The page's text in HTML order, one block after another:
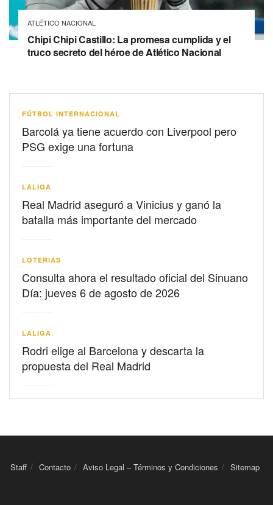
ATLÉTICO NACIONAL
Chipi Chipi Castillo: La promesa cumplida y el
truco secreto del héroe de Atlético Nacional
FÚTBOL INTERNACIONAL
Barcolá ya tiene acuerdo con Liverpool pero
PSG exige una fortuna
LALIGA
Real Madrid aseguró a Vinicius y ganó la
batalla más importante del mercado
LOTERIAS
Consulta ahora el resultado oficial del Sinuano
Día: jueves 6 de agosto de 2026
LALIGA
Rodri elige al Barcelona y descarta la
propuesta del Real Madrid
Staff Contacto Aviso Legal – Términos y Condiciones Sitemap